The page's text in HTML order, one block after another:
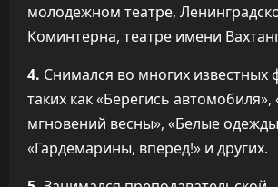
молодежном театре,
Коминтерна, театре имени
4. Снимался во многих известных
таких как «Берегись
мгновений весны», «Белые
«Гардемарины, вперед!» и других.